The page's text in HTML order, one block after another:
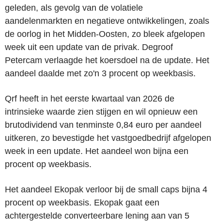
geleden, als gevolg van de volatiele
aandelenmarkten en negatieve ontwikkelingen, zoals
de oorlog in het Midden-Oosten, zo bleek afgelopen
week uit een update van de privak. Degroof
Petercam verlaagde het koersdoel na de update. Het
aandeel daalde met zo'n 3 procent op weekbasis.
Qrf heeft in het eerste kwartaal van 2026 de
intrinsieke waarde zien stijgen en wil opnieuw een
brutodividend van tenminste 0,84 euro per aandeel
uitkeren, zo bevestigde het vastgoedbedrijf afgelopen
week in een update. Het aandeel won bijna een
procent op weekbasis.
Het aandeel Ekopak verloor bij de small caps bijna 4
procent op weekbasis. Ekopak gaat een
achtergestelde converteerbare lening aan van 5